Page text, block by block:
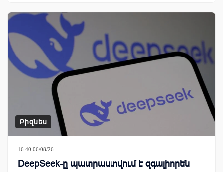
Բիզնես
16:40 06/08/26
DeepSeek-ը պատրաստվում է զգալիորեն